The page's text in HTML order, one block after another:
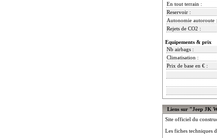
En tout terrain :
Reservoir :
Autonomie autoroute :
Rejets de CO2 :
Equipements & prix
Nb airbags :
Climatisation :
Prix de base en € :
Liens sur "Jeep JK
Site officiel du
Les fiches techniques